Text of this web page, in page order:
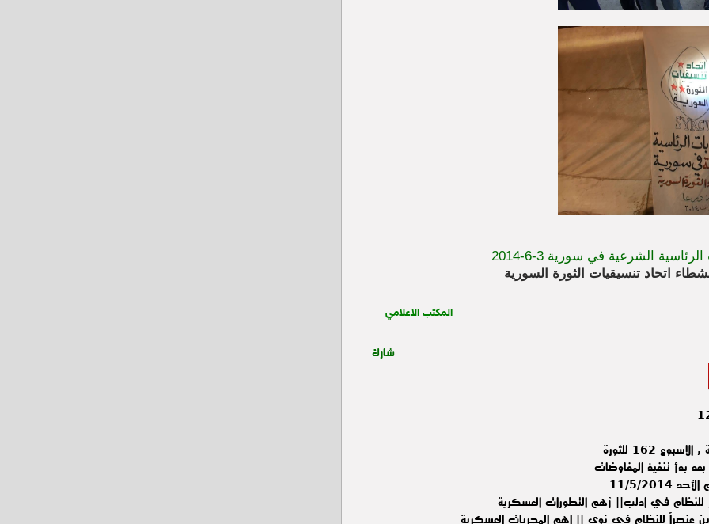
الرئاسية الشرعية في سورية 3-6-2014
اتحاد تنسيقيات الثورة السورية
المكتب الاعلامي
شارك
162 للثورة
بدأ تنفيذ المفاوضات
5/2014
للنظام في ادلب|| أهم التطورات العسكرية
عنصراً للنظام في نوى || اهم المجريات العسكرية